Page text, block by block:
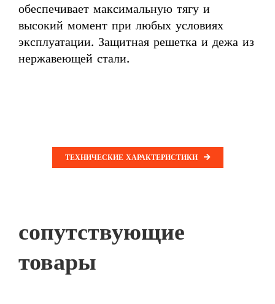
обеспечивает максимальную тягу и
высокий момент при любых условиях
эксплуатации. Защитная решетка и дежа из
нержавеющей стали.
ТЕХНИЧЕСКИЕ ХАРАКТЕРИСТИКИ
сопутствующие
товары